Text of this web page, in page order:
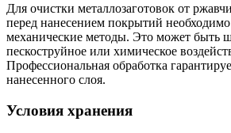
Для очистки металлозаготовок от
перед нанесением покрытий необходимо
механические методы. Это может быть
пескоструйное или химическое
Профессиональная обработка
нанесенного слоя.
Условия хранения